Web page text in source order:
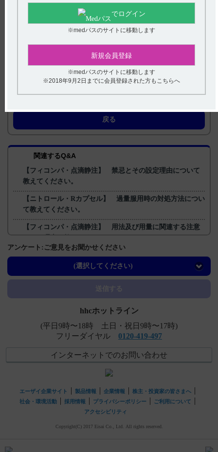
2）フィコンパ点滴静注用2mgインタビューフォーム 2024年4月
改訂（第2版） VIII．安全性（使用上の注意等）に関する項目
3）フィコンパ点滴静注用2mgインタビューフォーム 2024年4月
改訂（第2版） VII．薬物動態に関する項目 9．透析等による除
4）フィコンパ点滴静注用2mgインタビューフォーム 2024年4月
改訂（第2版） VII．薬物動態に関する項目 5．分布 (6)血漿蛋
5）社内資料：ペランパネルのin vitroヒト血漿蛋白結合率
（2016年3月28日承認、CTD 2.6.4.4.3） ［FYC‐0006］
2025年5月
戻る
関連するQ&A
【フィコンパ・点滴静注】 禁忌とその設定理由について
教えてください。
【ニトロール・Rカプセル】 過量服用時の対処方法につい
て教えてください。
【フィコンパ・点滴静注】 用法及び用量に関連する注意
【フィコンパ・点滴静注】 投与時間別の血中濃度推移を
教えてください。（Cmax、AUC、Tmax、T1/2など）
アンケート:ご意見をお聞かせください
(選択してください)
でログイン
※medパスのサイトに移動します
新規会員登録
※medパスのサイトに移動します
※2018年9月2日までに会員登録された方もこちらへ
hhcホットライン
(平日9時〜18時 土日・祝日9時〜17時)
フリーダイヤル 0120-419-497
インターネットでのお問い合わせ
エーザイ企業サイト 製品情報 企業情報
株主・投資家の皆さまへ
社会・環境活動
採用情報 プライバシーポリシー
ご利用について
アクセシビリティ
Copyright(C) 2017 Eisai Co., Ltd. All rights reserved.